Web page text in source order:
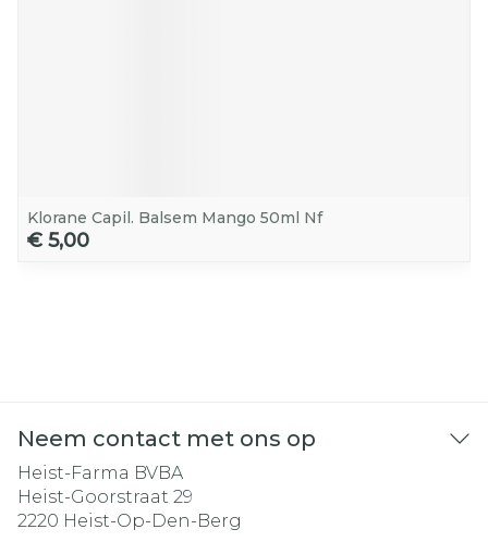
Klorane Capil. Balsem Mango 50ml Nf
€ 5,00
Neem contact met ons op
Heist-Farma BVBA
Heist-Goorstraat 29
2220 Heist-Op-Den-Berg